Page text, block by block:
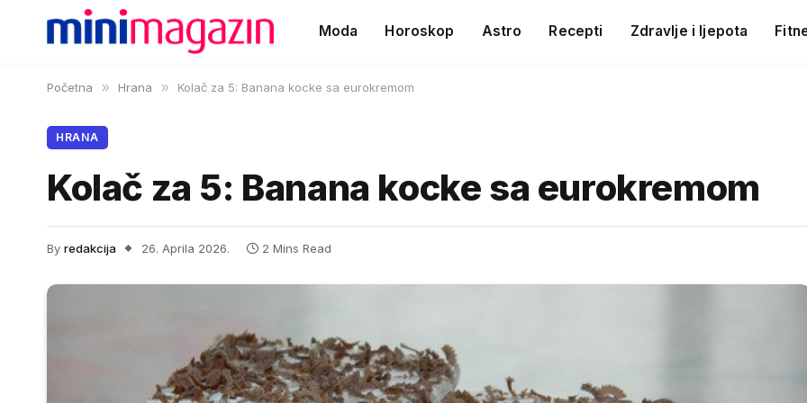
Moda Horoskop Astro Recepti Zdravlje i ljepota
Početna » Hrana » Kolač za 5: Banana kocke sa eurokremom
HRANA
Kolač za 5: Banana kocke sa eurokremom
By redakcija 26. Aprila 2026. 2 Mins Read